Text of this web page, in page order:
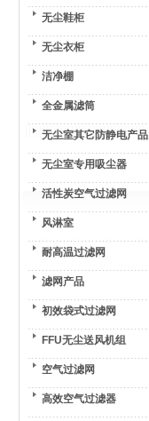
无尘鞋柜
无尘衣柜
洁净棚
全金属滤筒
无尘室其它防静电产品
无尘室专用吸尘器
活性炭空气过滤网
风淋室
耐高温过滤网
滤网产品
初效袋式过滤网
FFU无尘送风机组
空气过滤网
高效空气过滤器